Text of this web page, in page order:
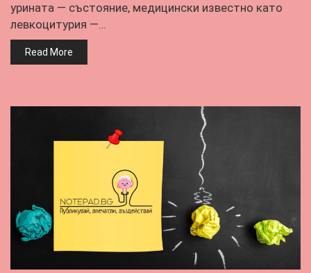
урината — състояние, медицински известно като
левкоцитурия —…
Read More